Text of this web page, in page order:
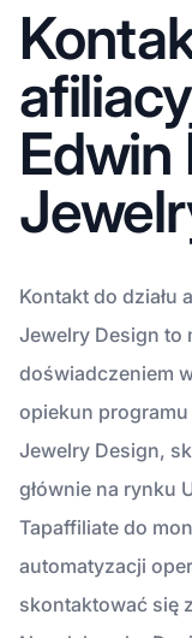
Edwin
Kontakt do działu
Jewelry Design to
doświadczeniem
opiekun
Jewelry Design,
głównie na rynku
Tapaffiliate do
automatyzacji
skontaktować się